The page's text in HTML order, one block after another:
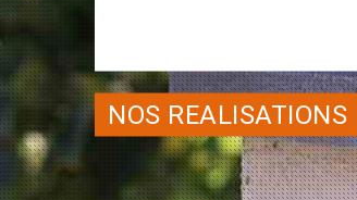
NOS REALISATIONS